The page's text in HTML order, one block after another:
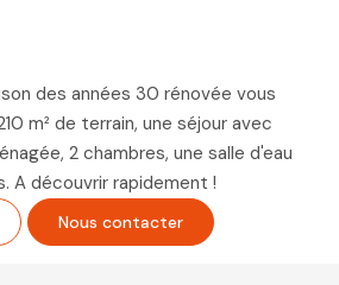
des années 30 rénovée vous
m² de terrain, une séjour avec
2 chambres, une salle d'eau
A découvrir rapidement !
Nous contacter